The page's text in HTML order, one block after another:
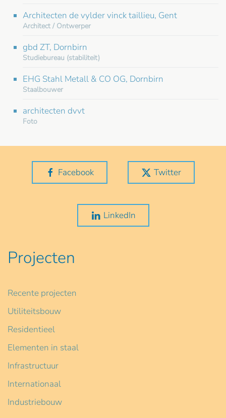
Architecten de vylder vinck taillieu, Gent
Architect / Ontwerper
gbd ZT, Dornbirn
Studiebureau (stabiliteit)
EHG Stahl Metall & CO OG, Dornbirn
Staalbouwer
architecten dvvt
Foto
Facebook Twitter
LinkedIn
Projecten
Recente projecten
Utiliteitsbouw
Residentieel
Elementen in staal
Infrastructuur
Internationaal
Industriebouw